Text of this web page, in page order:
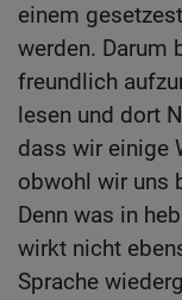
einem
werden. Darum
freundlich
lesen und dort
dass wir einige
obwohl wir uns
Denn was in
wirkt nicht
Sprache